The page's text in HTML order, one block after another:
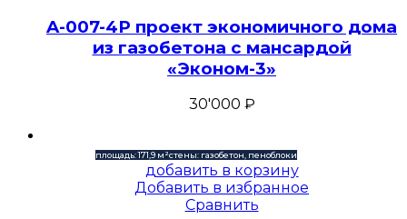
A-007-4P проект экономичного дома
из газобетона с мансардой
«Эконом-3»
30'000 ₽
площадь: 171,9 м²стены: газобетон, пеноблоки
добавить в корзину
Добавить в избранное
Сравнить